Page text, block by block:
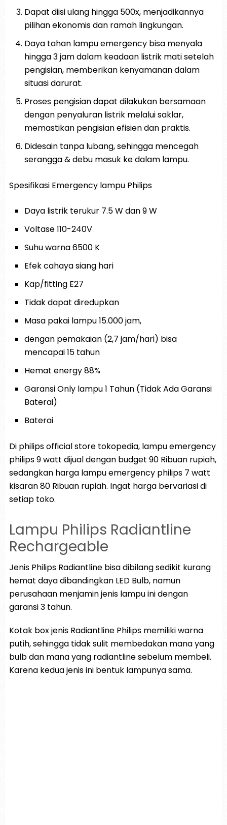
Dapat diisi ulang hingga 500x, menjadikannya
pilihan ekonomis dan ramah lingkungan.
Daya tahan lampu emergency bisa menyala
hingga 3 jam dalam keadaan listrik mati setelah
pengisian, memberikan kenyamanan dalam
situasi darurat.
Proses pengisian dapat dilakukan bersamaan
dengan penyaluran listrik melalui saklar,
memastikan pengisian efisien dan praktis.
Didesain tanpa lubang, sehingga mencegah
serangga & debu masuk ke dalam lampu.
Spesifikasi Emergency lampu Philips
Daya listrik terukur 7.5 W dan 9 W
Voltase 110-240V
Suhu warna 6500 K
Efek cahaya siang hari
Kap/fitting E27
Tidak dapat diredupkan
Masa pakai lampu 15.000 jam,
dengan pemakaian (2,7 jam/hari) bisa
mencapai 15 tahun
Hemat energy 88%
Garansi Only lampu 1 Tahun (Tidak Ada Garansi
Baterai)
Baterai
Di philips official store tokopedia, lampu emergency
philips 9 watt dijual dengan budget 90 Ribuan rupiah,
sedangkan harga lampu emergency philips 7 watt
kisaran 80 Ribuan rupiah. Ingat harga bervariasi di
setiap toko.
Lampu Philips Radiantline
Rechargeable
Jenis Philips Radiantline bisa dibilang sedikit kurang
hemat daya dibandingkan LED Bulb, namun
perusahaan menjamin jenis lampu ini dengan
garansi 3 tahun.
Kotak box jenis Radiantline Philips memiliki warna
putih, sehingga tidak sulit membedakan mana yang
bulb dan mana yang radiantline sebelum membeli.
Karena kedua jenis ini bentuk lampunya sama.